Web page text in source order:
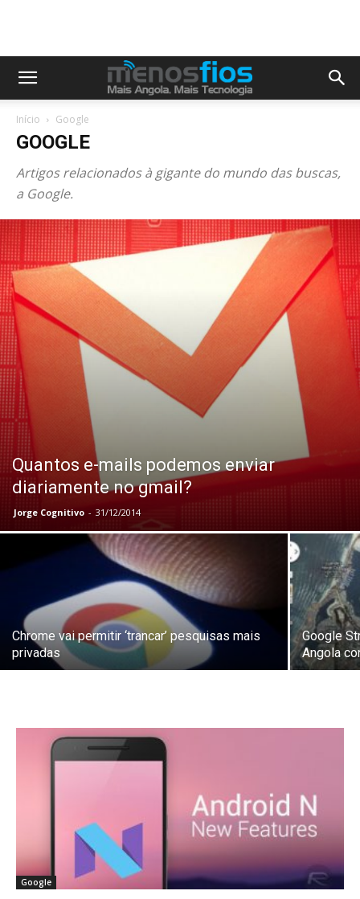
Início Google
GOOGLE
Artigos relacionados à gigante do mundo das buscas,
a Google.
Quantos e-mails podemos enviar
diariamente no gmail?
Jorge Cognitivo - 31/12/2014
Chrome vai permitir ‘trancar’ pesquisas mais
privadas
Google
Angola
Google